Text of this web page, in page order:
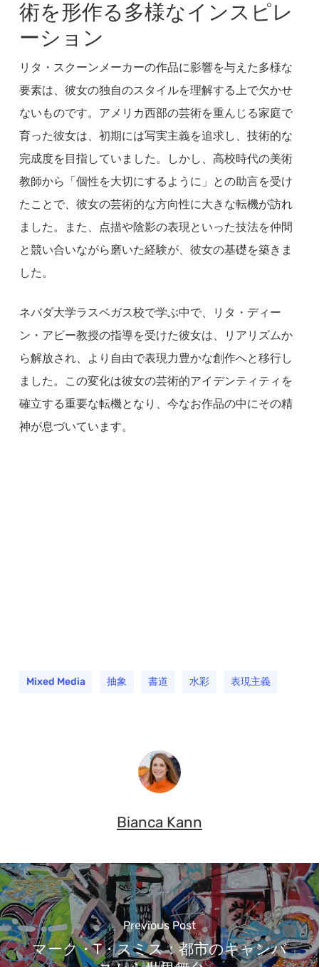
術を形作る多様なインスピレ
ーション
リタ・スクーンメーカーの作品に影響を与えた多様な
要素は、彼女の独自のスタイルを理解する上で欠かせ
ないものです。アメリカ西部の芸術を重んじる家庭で
育った彼女は、初期には写実主義を追求し、技術的な
完成度を目指していました。しかし、高校時代の美術
教師から「個性を大切にするように」との助言を受け
たことで、彼女の芸術的な方向性に大きな転機が訪れ
ました。また、点描や陰影の表現といった技法を仲間
と競い合いながら磨いた経験が、彼女の基礎を築きま
した。
ネバダ大学ラスベガス校で学ぶ中で、リタ・ディー
ン・アビー教授の指導を受けた彼女は、リアリズムか
ら解放され、より自由で表現力豊かな創作へと移行し
ました。この変化は彼女の芸術的アイデンティティを
確立する重要な転機となり、今なお作品の中にその精
神が息づいています。
Mixed Media 抽象 書道 水彩 表現主義
Bianca Kann
Previous Post
マーク・T・スミス：都市のキャンバ